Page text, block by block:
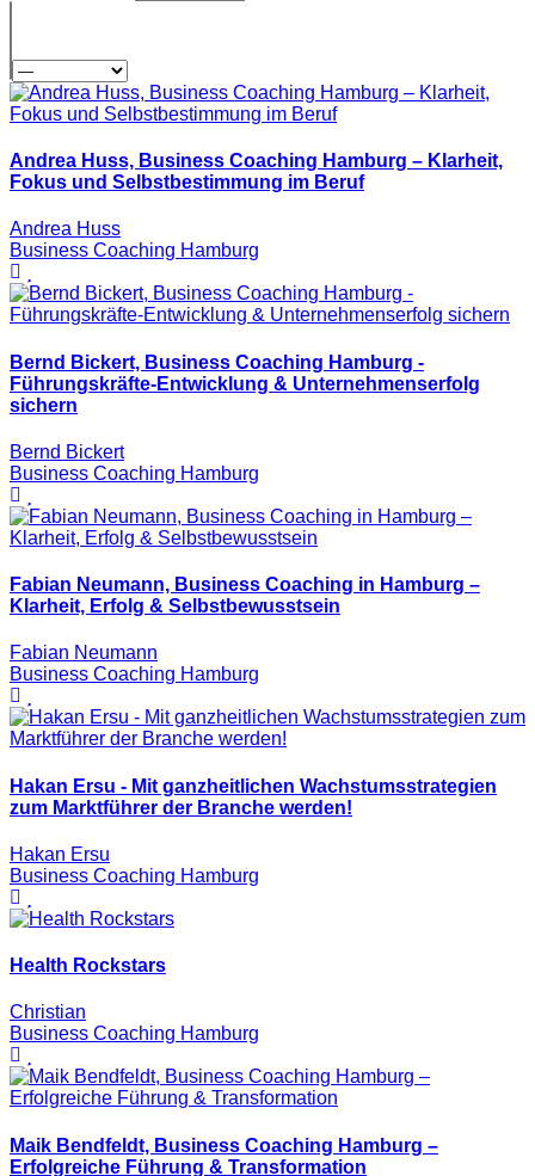
Andrea Huss, Business Coaching Hamburg – Klarheit,
Fokus und Selbstbestimmung im Beruf
Andrea Huss
Business Coaching Hamburg
Bernd Bickert, Business Coaching Hamburg -
Führungskräfte-Entwicklung & Unternehmenserfolg
sichern
Bernd Bickert
Business Coaching Hamburg
Fabian Neumann, Business Coaching in Hamburg –
Klarheit, Erfolg & Selbstbewusstsein
Fabian Neumann
Business Coaching Hamburg
Hakan Ersu - Mit ganzheitlichen Wachstumsstrategien
zum Marktführer der Branche werden!
Hakan Ersu
Business Coaching Hamburg
Health Rockstars
Christian
Business Coaching Hamburg
Maik Bendfeldt, Business Coaching Hamburg –
Erfolgreiche Führung & Transformation